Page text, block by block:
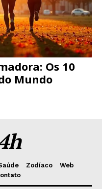
Os 10
Mundo
Zodíaco
Web